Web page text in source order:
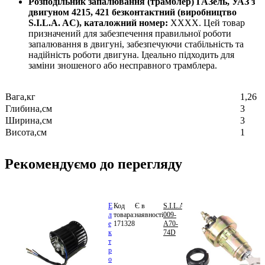
двигуном 4215, 421 безконтактний (виробництво
S.I.L.A. AC), каталожний номер: XXXX. Цей товар
призначений для забезпечення правильної роботи
запалювання в двигуні, забезпечуючи стабільність та
надійність роботи двигуна. Ідеально підходить для
заміни зношеного або несправного трамблера.
Вага,кг
1,26
Глибина,см
3
Ширина,см
3
Висота,см
1
Рекомендуємо до перегляду
Е
л
е
к
т
р
о
Код
товара:
171328
Є в
наявності
S.I.L.A.
009-
А70-
74D
грн.
В
кошик